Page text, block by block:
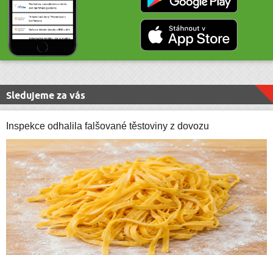
Sledujeme za vás
Inspekce odhalila falšované těstoviny z dovozu